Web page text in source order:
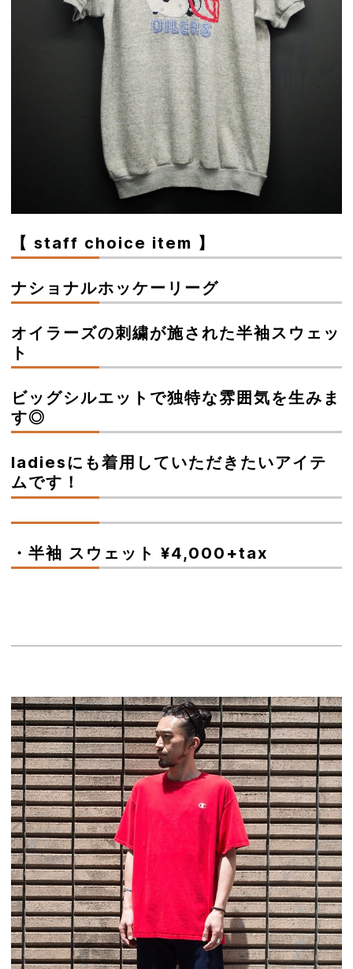
【 staff choice item 】
ナショナルホッケーリーグ
オイラーズの刺繍が施された半袖スウェッ
ト
ビッグシルエットで独特な雰囲気を生みま
す◎
ladiesにも着用していただきたいアイテ
ムです！
・半袖 スウェット ¥4,000+tax